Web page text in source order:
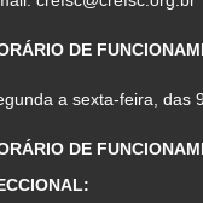
DE
a sexta-feira, das
DE